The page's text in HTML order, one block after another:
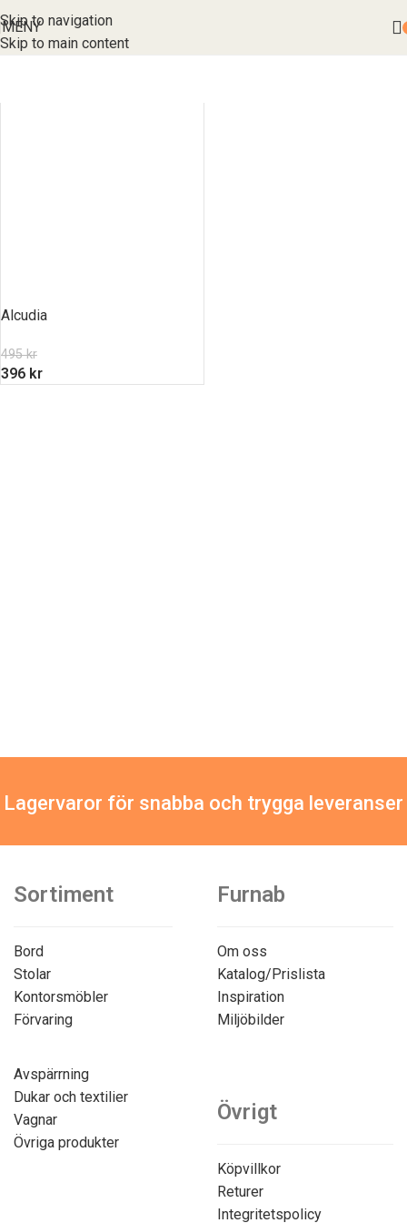
Skip to navigation
Skip to main content
MENY
Alcudia
495kr
396 kr
Lagervaror för snabba och trygga leveranser
Sortiment
Bord
Stolar
Kontorsmöbler
Förvaring
Avspärrning
Dukar och textilier
Vagnar
Övriga produkter
Furnab
Om oss
Katalog/Prislista
Inspiration
Miljöbilder
Övrigt
Köpvillkor
Returer
Integritetspolicy